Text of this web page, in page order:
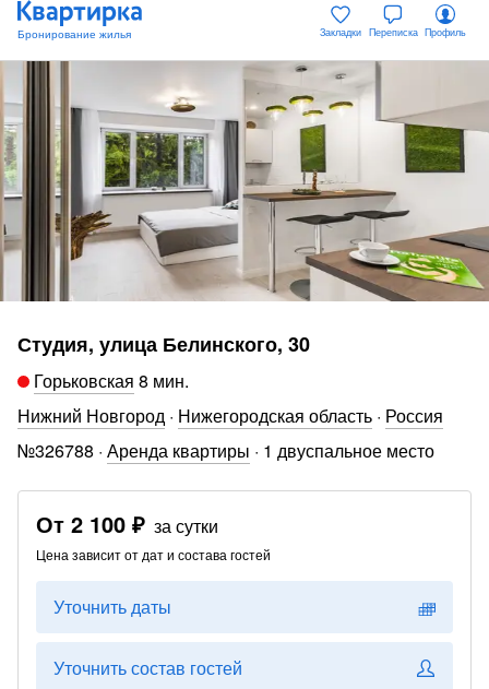
Закладки Переписка Профиль
Студия, улица Белинского, 30
Горьковская 8 мин.
Нижний Новгород · Нижегородская область · Россия
№326788 · Аренда квартиры · 1 двуспальное место
От 2 100 ₽ за сутки
Цена зависит от дат и состава гостей
Уточнить даты
Уточнить состав гостей